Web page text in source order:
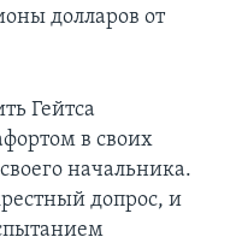
долларов от
Гейтса
в своих
начальника.
допрос, и